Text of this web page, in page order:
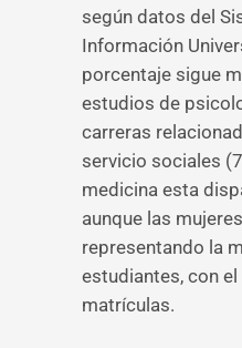
según datos del
Información
porcentaje sigue
estudios de
carreras
servicio sociales
medicina esta
aunque las
representando la
estudiantes, con el
matrículas.